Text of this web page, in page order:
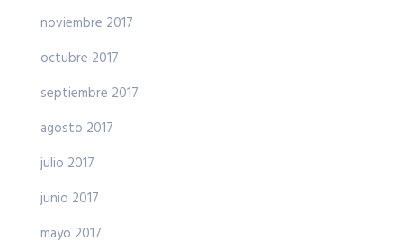
noviembre 2017
octubre 2017
septiembre 2017
agosto 2017
julio 2017
junio 2017
mayo 2017